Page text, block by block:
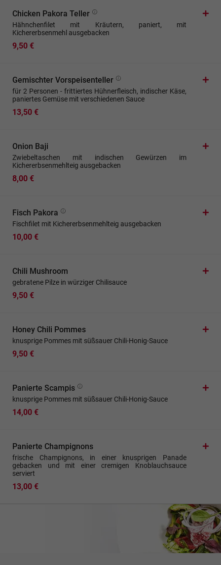
Chicken Pakora Teller
Hähnchenfilet mit Kräutern, paniert, mit
Kichererbsenmehl ausgebacken
9,50 €
Gemischter Vorspeisenteller
für 2 Personen - frittiertes Hühnerfleisch, indischer Käse,
paniertes Gemüse mit verschiedenen Sauce
13,50 €
Onion Baji
Zwiebeltaschen mit indischen Gewürzen im
Kichererbsenmehlteig ausgebacken
8,00 €
Fisch Pakora
Fischfilet mit Kichererbsenmehlteig ausgebacken
10,00 €
Chili Mushroom
gebratene Pilze in würziger Chilisauce
9,50 €
Honey Chili Pommes
knusprige Pommes mit süßsauer Chili-Honig-Sauce
9,50 €
Panierte Scampis
knusprige Pommes mit süßsauer Chili-Honig-Sauce
14,00 €
Panierte Champignons
frische Champignons, in einer knusprigen Panade
gebacken und mit einer cremigen Knoblauchsauce
serviert
13,00 €